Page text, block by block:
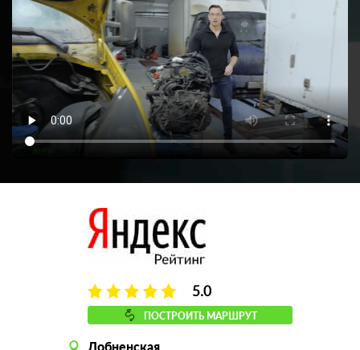
5.0
ПОСТРОИТЬ МАРШРУТ
Лобненская